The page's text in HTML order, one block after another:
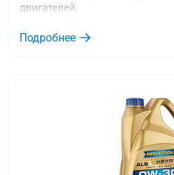
двигателей.
Подробнее